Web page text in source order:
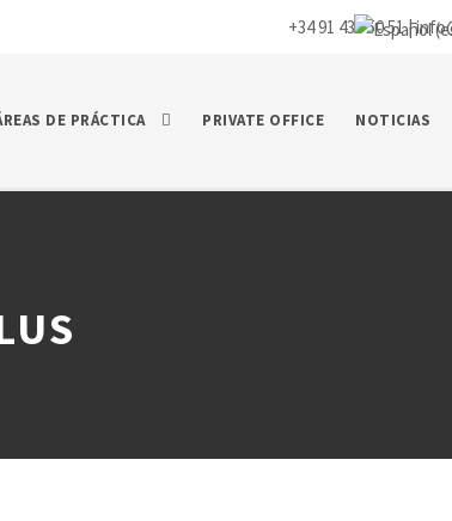
+34 91 435 50 51 |
DE PRÁCTICA PRIVATE OFFICE NOTICIAS